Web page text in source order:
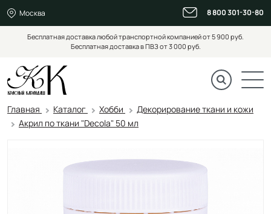
Москва 8 800 301-30-80
Бесплатная доставка любой транспортной компанией от 5 900 руб.
Бесплатная доставка в ПВЗ от 3 000 руб.
Главная Каталог Хобби
Декорирование ткани и кожи
Акрил по ткани "Decola" 50 мл